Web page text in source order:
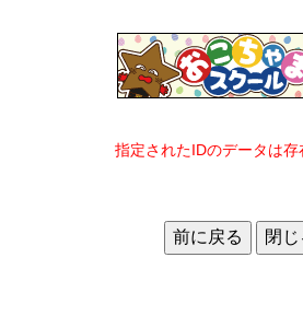
指定されたIDのデータは存